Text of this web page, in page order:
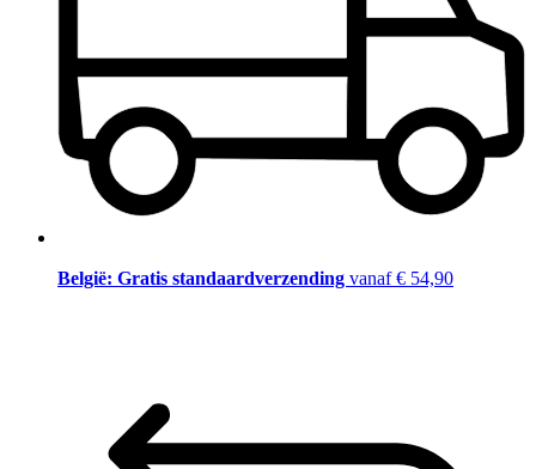
België: Gratis standaardverzending vanaf € 54,90